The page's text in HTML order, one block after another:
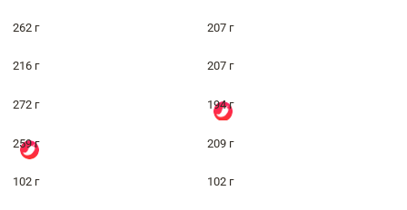
262 г 207 г
216 г 207 г
272 г 194 г
259 г 209 г
102 г 102 г